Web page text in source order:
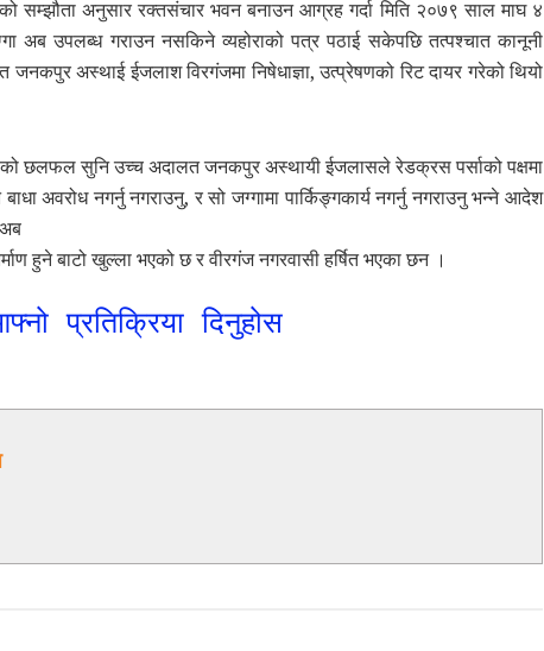
सम्झौता अनुसार रक्तसंचार भवन बनाउन आग्रह गर्दा मिति २०७९ साल माघ ४
अब उपलब्ध गराउन नसकिने व्यहोराको पत्र पठाई सकेपछि तत्पश्चात कानूनी
अस्थाई ईजलाश विरगंजमा निषेधाज्ञा, उत्प्रेषणको रिट दायर गरेको थियो
छलफल सुनि उच्च अदालत जनकपुर अस्थायी ईजलासले रेडक्रस पर्साको पक्षमा
अवरोध नगर्नु नगराउनु, र सो जग्गामा पार्किङ्गकार्य नगर्नु नगराउनु भन्ने आदेश
हुने बाटो खुल्ला भएको छ र वीरगंज नगरवासी हर्षित भएका छन ।
प्रतिक्रिया दिनुहोस